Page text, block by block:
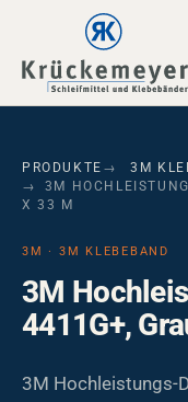
Skip to main
Skip to main content
Skip to page footer
PRODUKTE
3M
3M
X 33 M
3M · 3M KLEBEBAND
3M
4411G+,
3M Hochleistungs-